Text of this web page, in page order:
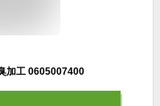
加工 0605007400